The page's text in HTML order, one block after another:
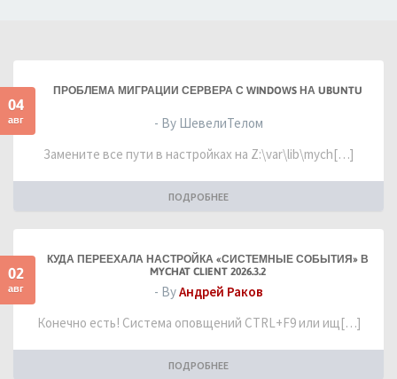
04
авг
ПРОБЛЕМА МИГРАЦИИ СЕРВЕРА С WINDOWS НА UBUNTU
- By ШевелиТелом
Замените все пути в настройках на Z:\var\lib\mych[…]
ПОДРОБНЕЕ
02
авг
КУДА ПЕРЕЕХАЛА НАСТРОЙКА «СИСТЕМНЫЕ СОБЫТИЯ» В
MYCHAT CLIENT 2026.3.2
- ByАндрей Раков
Конечно есть! Система оповщений CTRL+F9 или ищ[…]
ПОДРОБНЕЕ